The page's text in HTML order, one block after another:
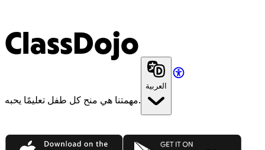
ClassDojo
مهمتنا هي منح كل طفل تعليمًا يحبه.
العربية
App Store Google Play